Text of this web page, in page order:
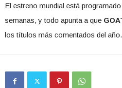
El estreno mundial está
semanas, y todo apunta a que
los títulos más comentados del año.